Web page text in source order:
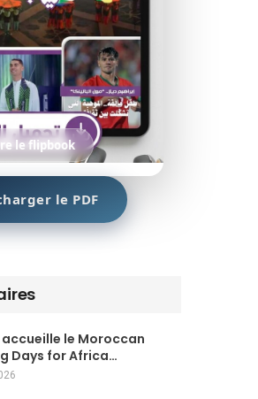
le flipbook
le PDF
le Moroccan
Days for Africa…